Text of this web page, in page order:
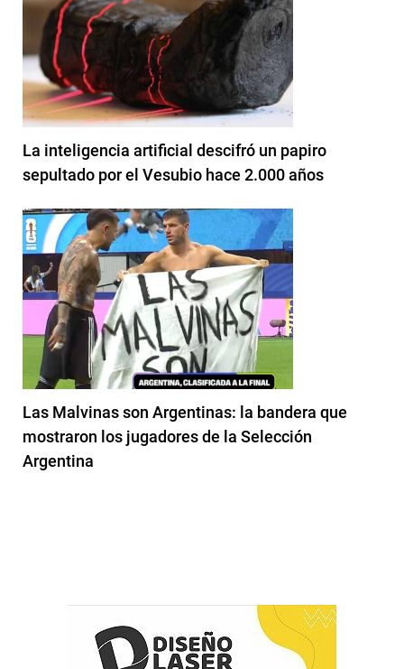
La inteligencia artificial descifró un papiro
sepultado por el Vesubio hace 2.000 años
Las Malvinas son Argentinas: la bandera que
mostraron los jugadores de la Selección
Argentina